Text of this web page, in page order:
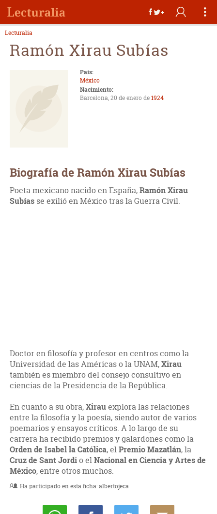
Lecturalia
Ramón Xirau Subías
País:
México
Nacimiento:
Barcelona, 20 de enero de1924
Biografía de Ramón Xirau Subías
Poeta mexicano nacido en España,Ramón Xirau
Subías se exilió en México tras la Guerra Civil.
Doctor en filosofía y profesor en centros como la
Universidad de las Américas o la UNAM,Xirau
también es miembro del consejo consultivo en
ciencias de la Presidencia de la República.
En cuanto a su obra,Xirauexplora las relaciones
entre la filosofía y la poesía, siendo autor de varios
poemarios y ensayos críticos. A lo largo de su
carrera ha recibido premios y galardones como la
Orden de Isabel la Católica, elPremio Mazatlán, la
Cruz de Sant Jordio elNacional en Ciencia y Artes de
México, entre otros muchos.
Ha participado en esta ficha:albertojeca